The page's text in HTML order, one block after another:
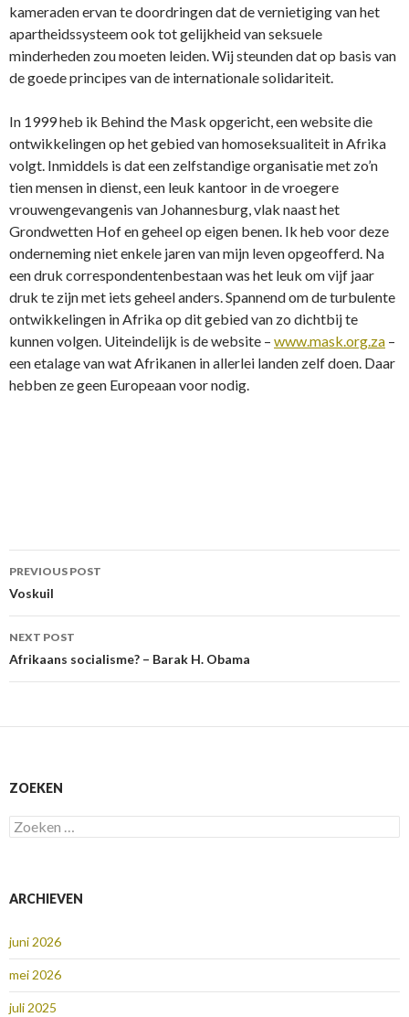
kameraden ervan te doordringen dat de vernietiging van het
apartheidssysteem ook tot gelijkheid van seksuele
minderheden zou moeten leiden. Wij steunden dat op basis van
de goede principes van de internationale solidariteit.
In 1999 heb ik Behind the Mask opgericht, een website die
ontwikkelingen op het gebied van homoseksualiteit in Afrika
volgt. Inmiddels is dat een zelfstandige organisatie met zo’n
tien mensen in dienst, een leuk kantoor in de vroegere
vrouwengevangenis van Johannesburg, vlak naast het
Grondwetten Hof en geheel op eigen benen. Ik heb voor deze
onderneming niet enkele jaren van mijn leven opgeofferd. Na
een druk correspondentenbestaan was het leuk om vijf jaar
druk te zijn met iets geheel anders. Spannend om de turbulente
ontwikkelingen in Afrika op dit gebied van zo dichtbij te
kunnen volgen. Uiteindelijk is de website – www.mask.org.za –
een etalage van wat Afrikanen in allerlei landen zelf doen. Daar
hebben ze geen Europeaan voor nodig.
Post
navigation
PREVIOUS POST
Voskuil
NEXT POST
Afrikaans socialisme? – Barak H. Obama
ZOEKEN
Zoeken
naar:
ARCHIEVEN
juni 2026
mei 2026
juli 2025